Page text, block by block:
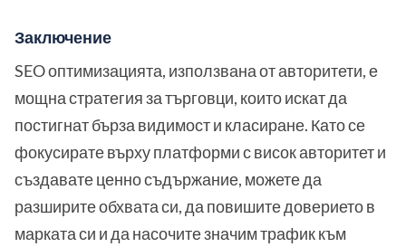
Заключение
SEO оптимизацията, използвана от авторитети, е
мощна стратегия за търговци, които искат да
постигнат бърза видимост и класиране. Като се
фокусирате върху платформи с висок авторитет и
създавате ценно съдържание, можете да
разширите обхвата си, да повишите доверието в
марката си и да насочите значим трафик към